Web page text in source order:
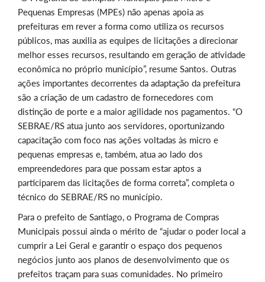
Pequenas Empresas (MPEs) não apenas apoia as
prefeituras em rever a forma como utiliza os recursos
públicos, mas auxilia as equipes de licitações a direcionar
melhor esses recursos, resultando em geração de atividade
econômica no próprio município”, resume Santos. Outras
ações importantes decorrentes da adaptação da prefeitura
são a criação de um cadastro de fornecedores com
distinção de porte e a maior agilidade nos pagamentos. “O
SEBRAE/RS atua junto aos servidores, oportunizando
capacitação com foco nas ações voltadas às micro e
pequenas empresas e, também, atua ao lado dos
empreendedores para que possam estar aptos a
participarem das licitações de forma correta”, completa o
técnico do SEBRAE/RS no município.
Para o prefeito de Santiago, o Programa de Compras
Municipais possui ainda o mérito de “ajudar o poder local a
cumprir a Lei Geral e garantir o espaço dos pequenos
negócios junto aos planos de desenvolvimento que os
prefeitos traçam para suas comunidades. No primeiro